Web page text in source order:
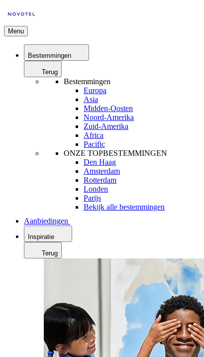
Menu
Bestemmingen
Terug
Bestemmingen
Europa
Asia
Midden-Oosten
Noord-Amerika
Zuid-Amerika
Africa
Pacific
ONZE TOPBESTEMMINGEN
Den Haag
Amsterdam
Rotterdam
Londen
Parijs
Bekijk alle bestemmingen
Aanbiedingen
Inspiratie
Terug